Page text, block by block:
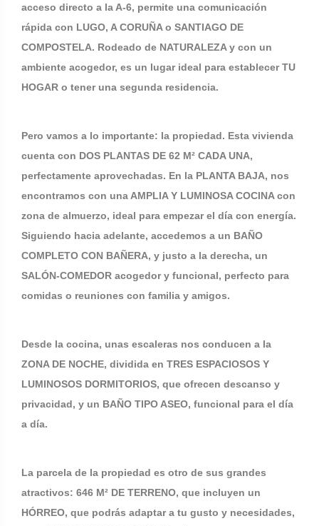
acceso directo a la A-6, permite una comunicación
rápida con LUGO, A CORUÑA o SANTIAGO DE
COMPOSTELA. Rodeado de NATURALEZA y con un
ambiente acogedor, es un lugar ideal para establecer TU
HOGAR o tener una segunda residencia.
Pero vamos a lo importante: la propiedad. Esta vivienda
cuenta con DOS PLANTAS DE 62 M² CADA UNA,
perfectamente aprovechadas. En la PLANTA BAJA, nos
encontramos con una AMPLIA Y LUMINOSA COCINA con
zona de almuerzo, ideal para empezar el día con energía.
Siguiendo hacia adelante, accedemos a un BAÑO
COMPLETO CON BAÑERA, y justo a la derecha, un
SALÓN-COMEDOR acogedor y funcional, perfecto para
comidas o reuniones con familia y amigos.
Desde la cocina, unas escaleras nos conducen a la
ZONA DE NOCHE, dividida en TRES ESPACIOSOS Y
LUMINOSOS DORMITORIOS, que ofrecen descanso y
privacidad, y un BAÑO TIPO ASEO, funcional para el día
a día.
La parcela de la propiedad es otro de sus grandes
atractivos: 646 M² DE TERRENO, que incluyen un
HÓRREO, que podrás adaptar a tu gusto y necesidades,